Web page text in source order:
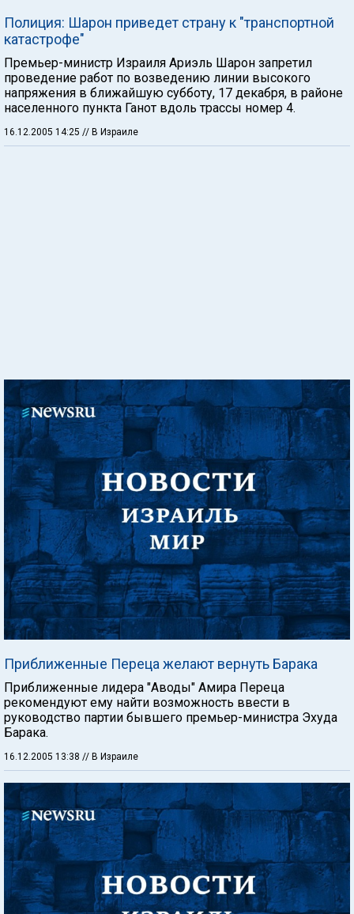
Полиция: Шарон приведет страну к "транспортной
катастрофе"
Премьер-министр Израиля Ариэль Шарон запретил
проведение работ по возведению линии высокого
напряжения в ближайшую субботу, 17 декабря, в районе
населенного пункта Ганот вдоль трассы номер 4.
16.12.2005 14:25 // В Израиле
Приближенные Переца желают вернуть Барака
Приближенные лидера "Аводы" Амира Переца
рекомендуют ему найти возможность ввести в
руководство партии бывшего премьер-министра Эхуда
Барака.
16.12.2005 13:38 // В Израиле